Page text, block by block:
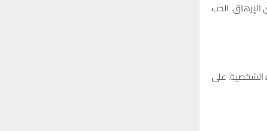
الإرهاق. الحب
الشخصية. على